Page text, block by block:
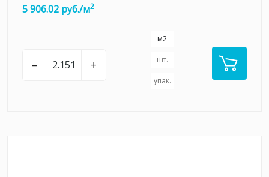
5 906.02 руб./м2
– +
м2
шт.
упак.